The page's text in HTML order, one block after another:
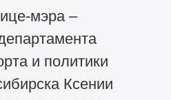
мэра –
и политики
Ксении